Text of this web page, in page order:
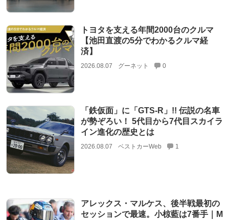
トヨタを支える年間2000台のクルマ
【池田直渡の5分でわかるクルマ経
済】
2026.08.07 グーネット 0
「鉄仮面」に「GTS-R」!! 伝説の名車
が勢ぞろい！ 5代目から7代目スカイラ
イン進化の歴史とは
2026.08.07 ベストカーWeb 1
アレックス・マルケス、後半戦最初の
セッションで最速。小椋藍は7番手｜M